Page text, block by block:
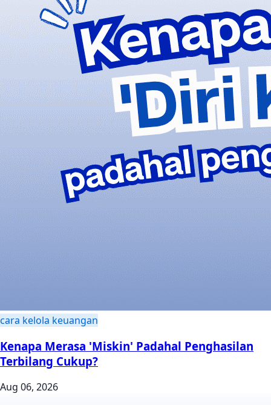
cara kelola keuangan
Kenapa Merasa 'Miskin' Padahal Penghasilan
Terbilang Cukup?
Aug 06, 2026